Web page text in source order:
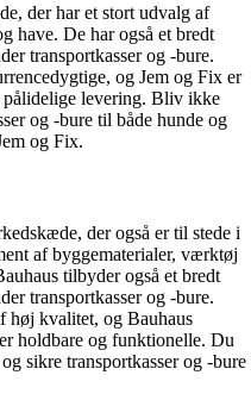
der har et stort udvalg af
have. De har også et bredt
transportkasser og -bure.
og Jem og Fix er
pålidelige levering. Bliv ikke
og -bure til både hunde og
og Fix.
der også er til stede i
af byggematerialer, værktøj
tilbyder også et bredt
transportkasser og -bure.
høj kvalitet, og Bauhaus
holdbare og funktionelle. Du
sikre transportkasser og -bure